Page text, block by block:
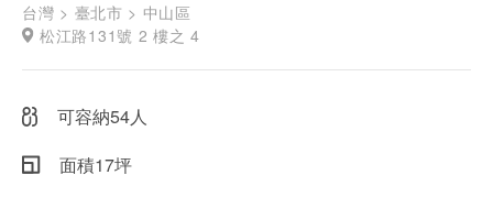
台灣 > 臺北市 > 中山區
松江路131號 2 樓之 4
可容納54人
面積17坪